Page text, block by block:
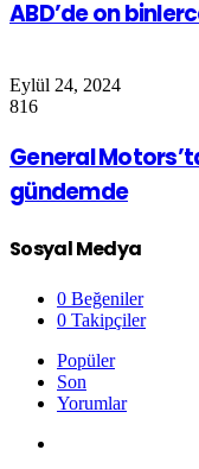
ABD’de on
Eylül 24, 2024
816
General
gündemde
Sosyal Medya
0 Beğeniler
0 Takipçiler
Popüler
Son
Yorumlar